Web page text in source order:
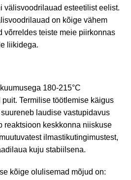
välisvoodrilauad esteetilist eelist.
on kõige vähem
võrreldes teiste meie piirkonnas
liikidega.
180-215°C
Termilise töötlemise käigus
laudise vastupidavus
reaktsioon keskkonna niiskuse
ilmastikutingimustest,
kuju stabiilsena.
kõige olulisemad mõjud on: